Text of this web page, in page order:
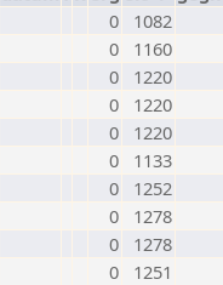
0
1082
0
1160
0
1220
0
1220
0
1220
0
1133
0
1252
0
1278
0
1278
0
1251